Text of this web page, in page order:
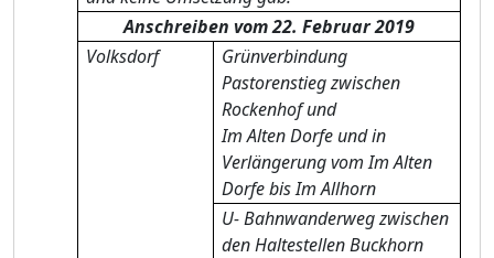
Anschreiben vom 22. Februar 2019
Volksdorf
Grünverbindung
Pastorenstieg zwischen
Rockenhof und
Im Alten Dorfe und in
Verlängerung vom Im Alten
Dorfe bis Im Allhorn
U- Bahnwanderweg zwischen
den Haltestellen Buckhorn